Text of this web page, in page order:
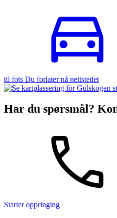
til fots Du forlater nå nettstedet
Har du spørsmål?
Starter oppringing